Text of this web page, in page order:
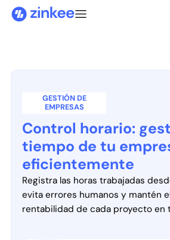
GESTIÓN DE
EMPRESAS
Control horario:
tiempo de tu
eficientemente
Registra las horas trabajadas
evita errores humanos y mantén
rentabilidad de cada proyecto en